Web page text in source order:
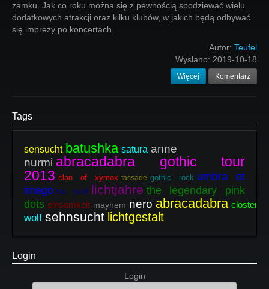
zamku. Jak co roku można się z pewnością spodziewać wielu
dodatkowych atrakcji oraz kilku klubów, w jakich będą odbywać
się imprezy po koncertach.
Autor: Teufel
Wysłano: 2019-10-18
Więcej Komentarz
Tags
sensucht batushka satura anne
nurmi abracadabra gothic tour
2013 clan of xymox fassade gothic rock umbra et
imago tilo wolff lichtjahre the legendary pink
dots einsamkeit mayhem nero abracadabra
wolf sehnsucht lichtgestalt
Login
Login